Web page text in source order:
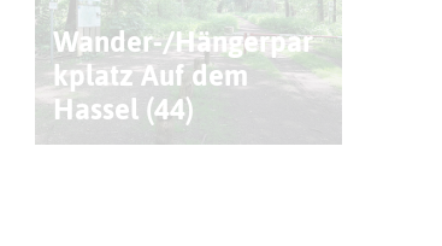
Wander-/Hängerpar
kplatz Auf dem
Hassel (44)